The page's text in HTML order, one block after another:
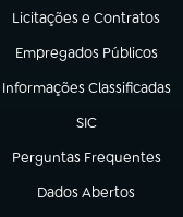
Licitações e Contratos
(abre em nova aba)
Empregados Públicos
(abre em nova aba)
Informações Classificadas
(abre em nova aba)
SIC
(abre em nova
Perguntas Frequentes
(abre em nova aba)
Dados Abertos
(abre em nova aba)